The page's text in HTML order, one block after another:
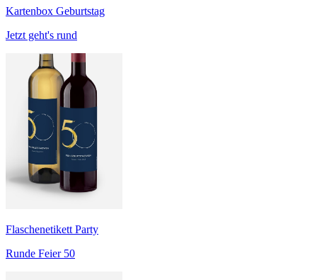
Kartenbox Geburtstag
Jetzt geht's rund
Flaschenetikett Party
Runde Feier 50